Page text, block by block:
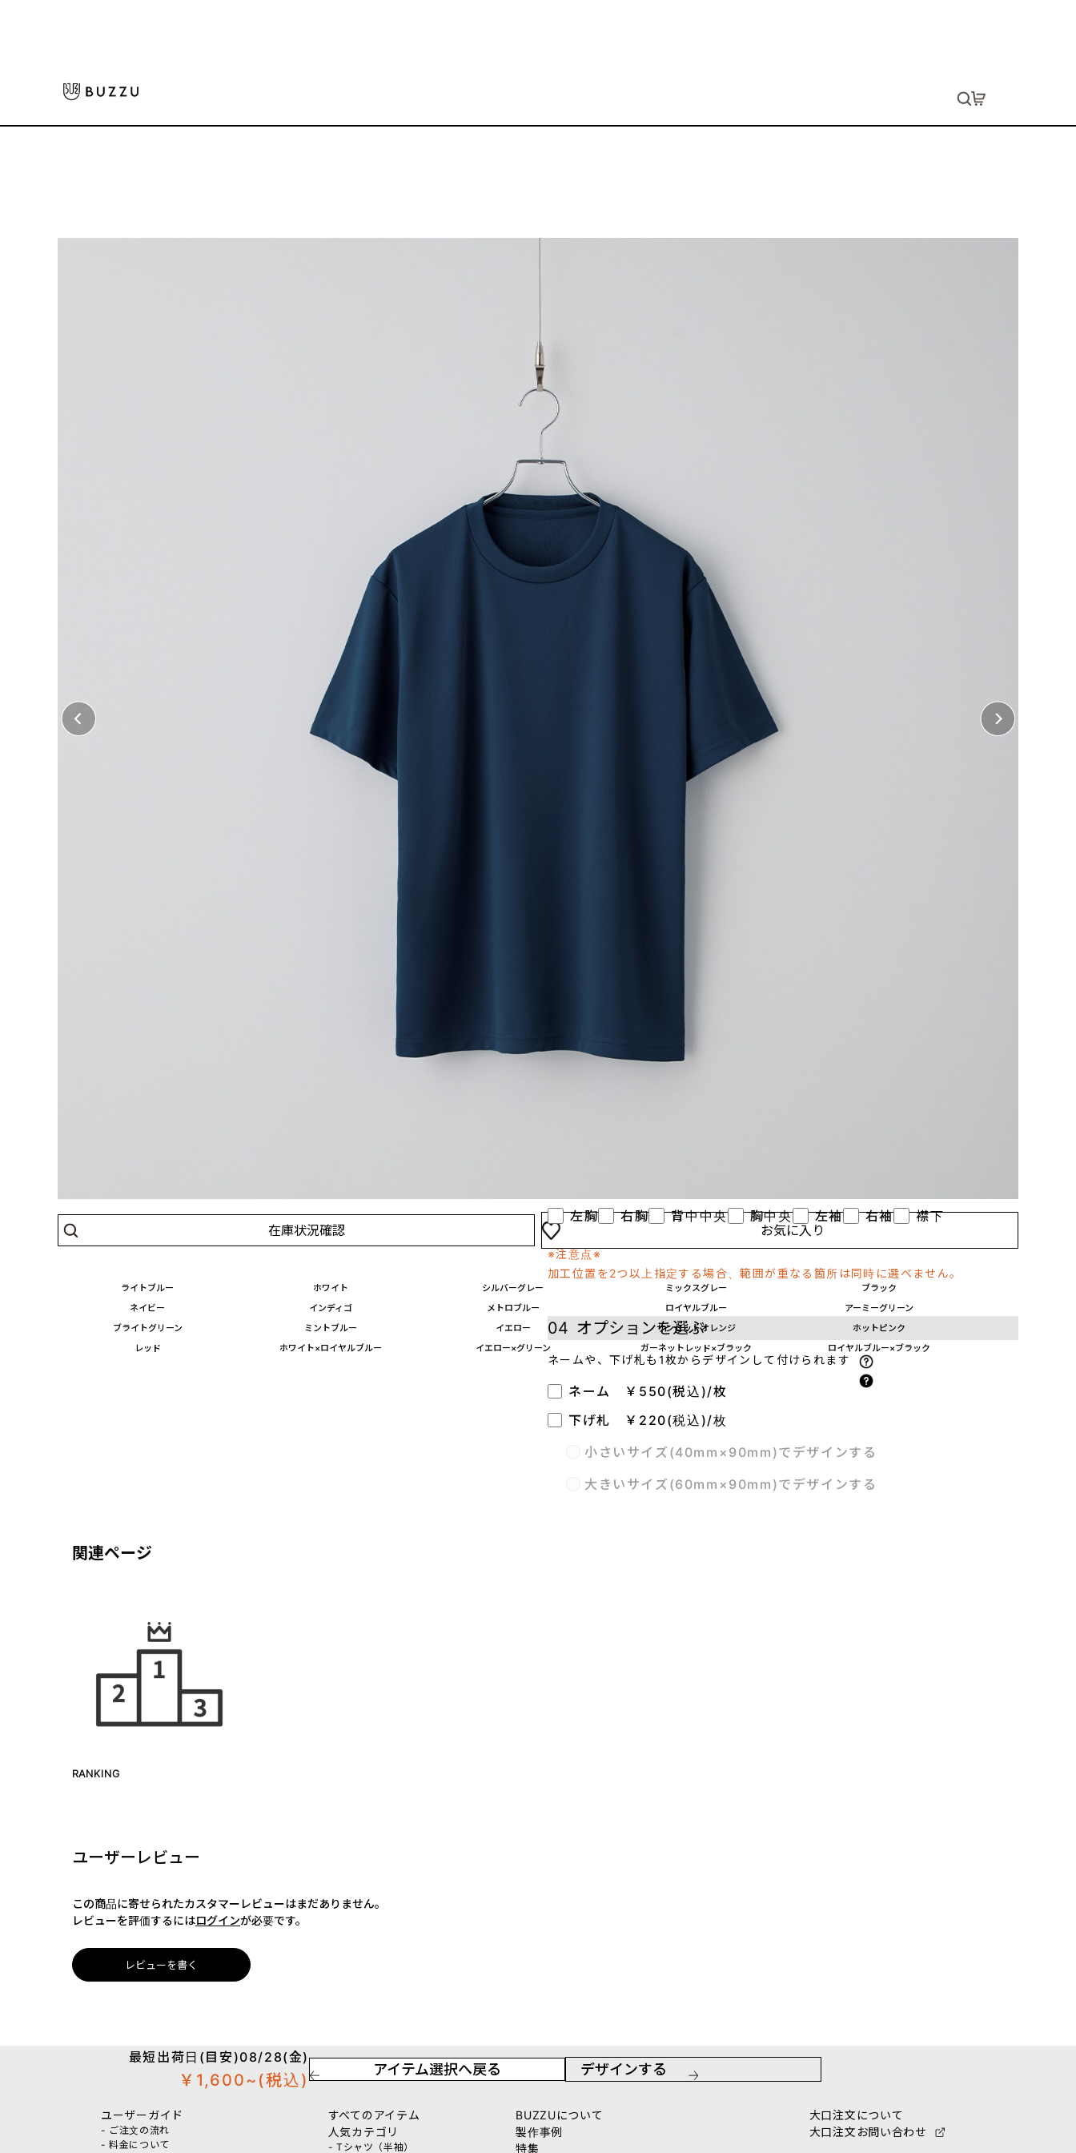
Tシャツ（半袖）
在庫状況確認 お気に入り
ライトブルー ホワイト シルバーグレー ミックスグレー
ブラック
ネイビー
インディゴ メトロブルー ロイヤルブルー
アーミーグリーン
ブライトグリーン
ミントブルー イエロー サンセットオレンジ
ホットピンク
レッド
ホワイト×ロイヤルブルー イエロー×グリーン ガーネットレッド×ブラック ロイヤルブルー×ブラック
汗を書いてもすぐ乾く、メッシュ素材のドライTシャツ
・吸水速乾性抜群のメッシュ素材を使用
・通気性も抜群で、常にサラサラとした快適な着心地をキープ
・洗濯しても型くずれ&生地の色あせなし
・ポリエステルメッシュ生地が紫外線の影響度を低減 ・夏の野外でのアクティブシー
ンで大活躍
をご覧ください。
・ 左胸、右胸、左袖、右袖、襟下
横10cm×縦10cm
・ 胸中央、背中中央
プリント方法を選ぶ
プリント方法の詳細
左胸 右胸 背中中央 胸中央 左袖 右袖 襟下
※注意点※
加工位置を2つ以上指定する場合、範囲が重なる箇所は同時に選べません。
04 オプションを選ぶ
ネームや、下げ札も1枚からデザインして付けられます
ネーム ￥550(税込)/枚
下げ札 ￥220(税込)/枚
小さいサイズ(40mm×90mm)でデザインする
大きいサイズ(60mm×90mm)でデザインする
関連ページ
RANKING
ユーザーレビュー
この商品に寄せられたカスタマーレビューはまだありません。
レビューを評価するにはログインが必要です。
レビューを書く
最短出荷日(目安)08/28(金)
￥1,600~ (税込)
アイテム選択へ戻る デザインする
ユーザーガイド
- ご注文の流れ
- 料金について
すべてのアイテム
人気カテゴリ
- Tシャツ（半袖）
BUZZUについて
製作事例
特集
大口注文について
大口注文お問い合わせ